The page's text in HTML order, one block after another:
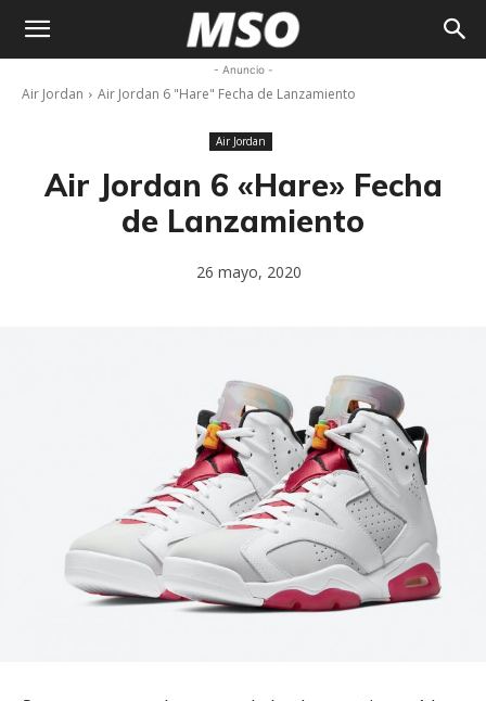
Sneaker
- Anuncio -
Air Jordan Air Jordan 6 "Hare" Fecha de Lanzamiento
Air Jordan
Air Jordan 6 «Hare» Fecha
de Lanzamiento
26 mayo, 2020